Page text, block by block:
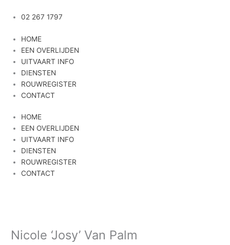
naar
inhoud
02 267 1797
HOME
EEN OVERLIJDEN
UITVAART INFO
DIENSTEN
ROUWREGISTER
CONTACT
HOME
EEN OVERLIJDEN
UITVAART INFO
DIENSTEN
ROUWREGISTER
CONTACT
Nicole ‘Josy’ Van Palm